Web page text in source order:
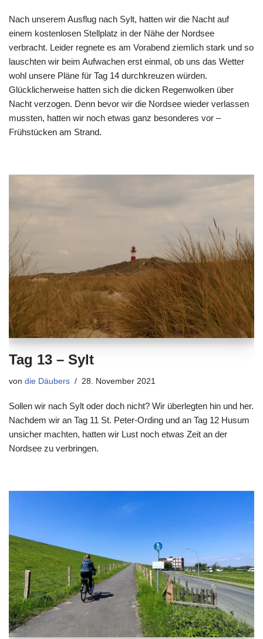
Nach unserem Ausflug nach Sylt, hatten wir die Nacht auf
einem kostenlosen Stellplatz in der Nähe der Nordsee
verbracht. Leider regnete es am Vorabend ziemlich stark und so
lauschten wir beim Aufwachen erst einmal, ob uns das Wetter
wohl unsere Pläne für Tag 14 durchkreuzen würden.
Glücklicherweise hatten sich die dicken Regenwolken über
Nacht verzogen. Denn bevor wir die Nordsee wieder verlassen
mussten, hatten wir noch etwas ganz besonderes vor –
Frühstücken am Strand.
Tag 13 – Sylt
von die Däubers 28. November 2021
Sollen wir nach Sylt oder doch nicht? Wir überlegten hin und her.
Nachdem wir an Tag 11 St. Peter-Ording und an Tag 12 Husum
unsicher machten, hatten wir Lust noch etwas Zeit an der
Nordsee zu verbringen.